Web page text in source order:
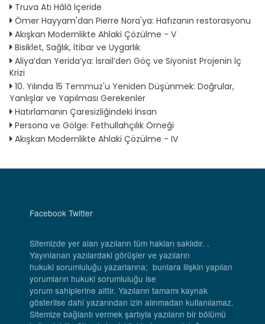
Truva Atı Hâlâ İçeride
Ömer Hayyam'dan Pierre Nora'ya: Hafızanın restorasyonu
Akışkan Modernlikte Ahlaki Çözülme - V
Bisiklet, Sağlık, İtibar ve Uygarlık
Aliya’dan Yerida’ya: İsrail’den Göç ve Siyonist Projenin İç
Krizi
10. Yılında 15 Temmuz'u Yeniden Düşünmek: Doğrular,
Yanlışlar ve Yapılması Gerekenler
Hatırlamanın Çaresizliğindeki İnsan
Persona ve Gölge: Fethullahçılık Örneği
Akışkan Modernlikte Ahlaki Çözülme - IV
Facebook Twitter
Sitemizde yer alan yazıların tüm hakları saklıdır. .
Yayınlanan yazılardaki görüşler ve yazıların
hukuki sorumluluğu yazarlarına; bunlara ilişkin yapılan
yorumların hukuki sorumluluğu ise
yorum sahiplerine aittir. Yazıların tamamı kaynak
gösterilse dahi yazarından izin alınmadan kullanılamaz.
Sitemize bağlantı vermek şartıyla yazıların bir bölümü